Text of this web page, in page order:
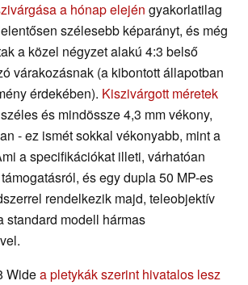
a hónap elején gyakorlatilag
szélesebb képarányt, és még
a közel négyzet alakú 4:3 belső
várakozásnak (a kibontott állapotban
érdekében). Kiszivárgott méretek
és mindössze 4,3 mm vékony,
- ez ismét sokkal vékonyabb, mint a
a specifikációkat illeti, várhatóan
és egy dupla 50 MP-es
rendelkezik majd, teleobjektív
standard modell hármas
Widea pletykák szerint hivatalos lesz